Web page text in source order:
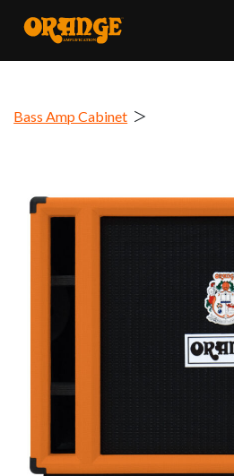
Bass Amp Cabinet ＞